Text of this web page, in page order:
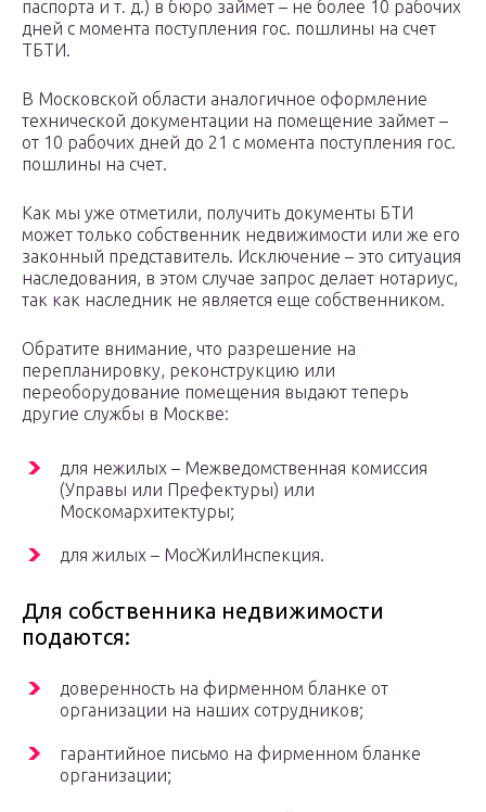
паспорта и т. д.) в бюро займет – не более 10 рабочих
дней с момента поступления гос. пошлины на счет
ТБТИ.
В Московской области аналогичное оформление
технической документации на помещение займет –
от 10 рабочих дней до 21 с момента поступления гос.
пошлины на счет.
Как мы уже отметили, получить документы БТИ
может только собственник недвижимости или же его
законный представитель. Исключение – это ситуация
наследования, в этом случае запрос делает нотариус,
так как наследник не является еще собственником.
Обратите внимание, что разрешение на
перепланировку, реконструкцию или
переоборудование помещения выдают теперь
другие службы в Москве:
для нежилых – Межведомственная комиссия
(Управы или Префектуры) или
Москомархитектуры;
для жилых – МосЖилИнспекция.
Для собственника недвижимости
подаются:
доверенность на фирменном бланке от
организации на наших сотрудников;
гарантийное письмо на фирменном бланке
организации;